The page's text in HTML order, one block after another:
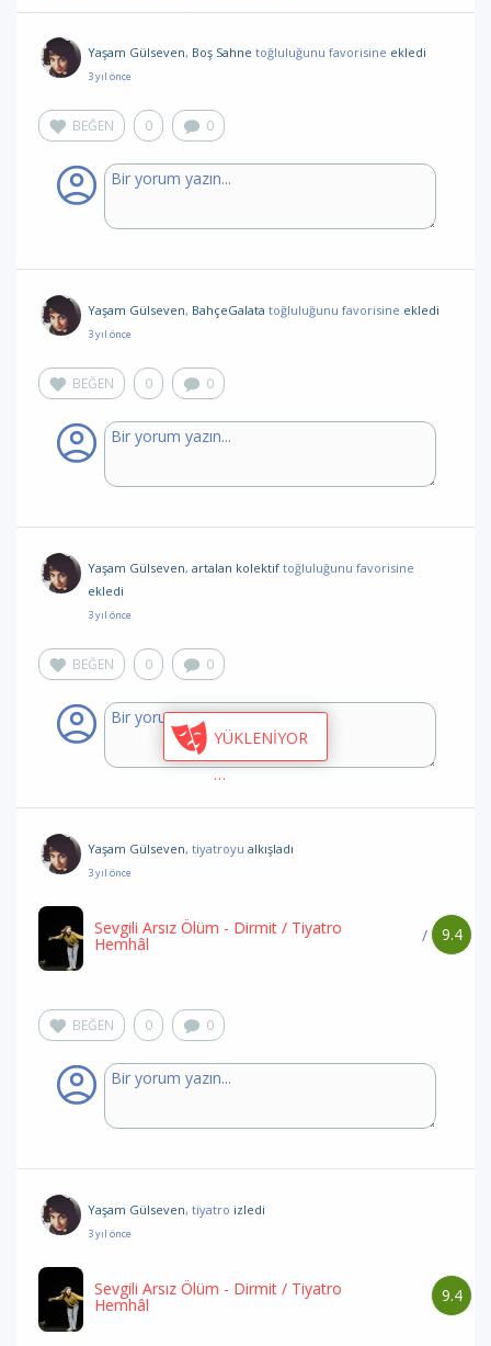
YÜKLENİYOR
Yaşam Gülseven, Boş Sahne toğluluğunu favorisine ekledi
3 yıl önce
BEĞEN 0 0
Yaşam Gülseven, BahçeGalata toğluluğunu favorisine ekledi
3 yıl önce
BEĞEN 0 0
Yaşam Gülseven, artalan kolektif toğluluğunu favorisine
ekledi
3 yıl önce
BEĞEN 0 0
Yaşam Gülseven, tiyatroyu alkışladı
3 yıl önce
9.4
/
Sevgili Arsız Ölüm - Dirmit / Tiyatro
Hemhâl
BEĞEN 0 0
Yaşam Gülseven, tiyatro izledi
3 yıl önce
9.4
Sevgili Arsız Ölüm - Dirmit / Tiyatro
Hemhâl